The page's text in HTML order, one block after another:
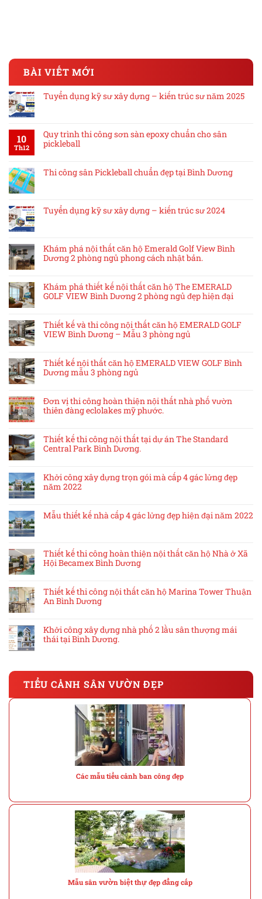
BÀI VIẾT MỚI
Tuyển dụng kỹ sư xây dựng – kiến trúc sư năm 2025
10
Th12
Quy trình thi công sơn sàn epoxy chuẩn cho sân
pickleball
Thi công sân Pickleball chuẩn đẹp tại Bình Dương
Tuyển dụng kỹ sư xây dựng – kiến trúc sư 2024
Khám phá nội thất căn hộ Emerald Golf View Bình
Dương 2 phòng ngủ phong cách nhật bản.
Khám phá thiết kế nội thất căn hộ The EMERALD
GOLF VIEW Bình Dương 2 phòng ngủ đẹp hiện đại
Thiết kế và thi công nội thất căn hộ EMERALD GOLF
VIEW Bình Dương – Mẫu 3 phòng ngủ
Thiết kế nội thất căn hộ EMERALD VIEW GOLF Bình
Dương mẫu 3 phòng ngủ
Đơn vị thi công hoàn thiện nội thất nhà phố vườn
thiên đàng eclolakes mỹ phước.
Thiết kế thi công nội thất tại dự án The Standard
Central Park Bình Dương.
Khởi công xây dựng trọn gói mà cấp 4 gác lửng đẹp
năm 2022
Mẫu thiết kế nhà cấp 4 gác lửng đẹp hiện đại năm 2022
Thiết kế thi công hoàn thiện nội thất căn hộ Nhà ở Xã
Hội Becamex Bình Dương
Thiết kế thi công nội thất căn hộ Marina Tower Thuận
An Bình Dương
Khởi công xây dựng nhà phố 2 lầu sân thượng mái
thái tại Bình Dương.
TIỂU CẢNH SÂN VƯỜN ĐẸP
Các mẫu tiểu cảnh ban công đẹp
Mẫu sân vườn biệt thự đẹp đẳng cấp